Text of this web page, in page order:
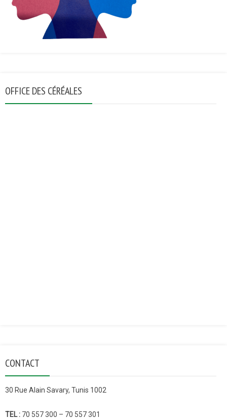
OFFICE DES CÉRÉALES
CONTACT
30 Rue Alain Savary, Tunis 1002
TEL : 70 557 300 – 70 557 301